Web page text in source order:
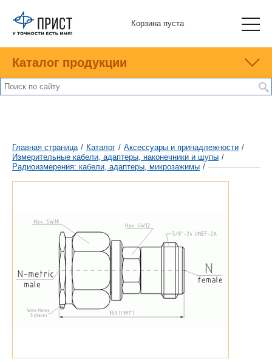
Корзина пуста
Каталог продукции
Главная страница / Каталог / Аксессуары и принадлежности /
Измерительные кабели, адаптеры, наконечники и щупы /
Радиоизмерения: кабели, адаптеры, микрозажимы /